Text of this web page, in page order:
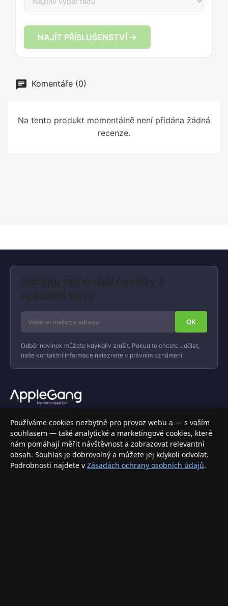
NAJÍT PŘÍSLUŠENSTVÍ →
Komentáře (0)
Na tento produkt momentálně není přidána žádná
recenze.
Získejte nejnovější novinky a
speciální slevy
Odběr novinek můžete kdykoliv zrušit. Pokud to chcete udělat,
naše kontaktní informace naleznete v právním oznámení.
Váš specializovaný obchod s Apple produkty, příslušenstvím a
elektronikou. Nakupujte bezpečně a s jistotou.
INFORMACE
Doprava a doručení
Používáme cookies nezbytné pro provoz webu a — s vaším
souhlasem — také analytické a marketingové cookies, které
nám pomáhají měřit návštěvnost a zobrazovat relevantní
obsah. Souhlas je dobrovolný a můžete jej kdykoli odvolat.
Podrobnosti najdete v Zásadách ochrany osobních údajů.